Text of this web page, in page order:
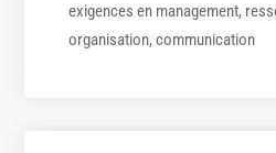
exigences en management,
organisation, communication